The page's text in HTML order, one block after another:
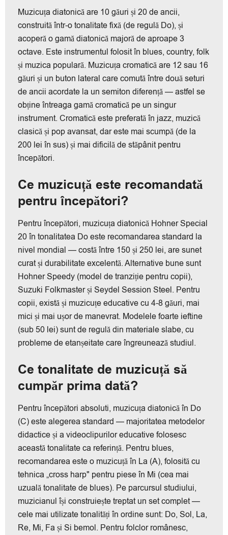
Muzicuța diatonică are 10 găuri și 20 de ancii,
construită într-o tonalitate fixă (de regulă Do), și
acoperă o gamă diatonică majoră de aproape 3
octave. Este instrumentul folosit în blues, country, folk
și muzica populară. Muzicuța cromatică are 12 sau 16
găuri și un buton lateral care comută între două seturi
de ancii acordate la un semiton diferență — astfel se
obține întreaga gamă cromatică pe un singur
instrument. Cromatică este preferată în jazz, muzică
clasică și pop avansat, dar este mai scumpă (de la
200 lei în sus) și mai dificilă de stăpânit pentru
începători.
Ce muzicuță este recomandată
pentru începători?
Pentru începători, muzicuța diatonică Hohner Special
20 în tonalitatea Do este recomandarea standard la
nivel mondial — costă între 150 și 250 lei, are sunet
curat și durabilitate excelentă. Alternative bune sunt
Hohner Speedy (model de tranziție pentru copii),
Suzuki Folkmaster și Seydel Session Steel. Pentru
copii, există și muzicuțe educative cu 4-8 găuri, mai
mici și mai ușor de manevrat. Modelele foarte ieftine
(sub 50 lei) sunt de regulă din materiale slabe, cu
probleme de etanșeitate care îngreunează studiul.
Ce tonalitate de muzicuță să
cumpăr prima dată?
Pentru începători absoluti, muzicuța diatonică în Do
(C) este alegerea standard — majoritatea metodelor
didactice și a videoclipurilor educative folosesc
această tonalitate ca referință. Pentru blues,
recomandarea este o muzicuță în La (A), folosită cu
tehnica „cross harp" pentru piese în Mi (cea mai
uzuală tonalitate de blues). Pe parcursul studiului,
muzicianul își construiește treptat un set complet —
cele mai utilizate tonalități în ordine sunt: Do, Sol, La,
Re, Mi, Fa și Si bemol. Pentru folclor românesc,